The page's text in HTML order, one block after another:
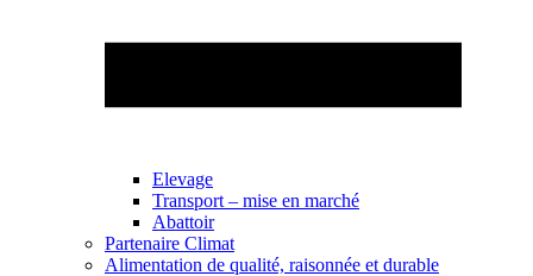
Elevage
Transport – mise en marché
Abattoir
Partenaire Climat
Alimentation de qualité, raisonnée et durable